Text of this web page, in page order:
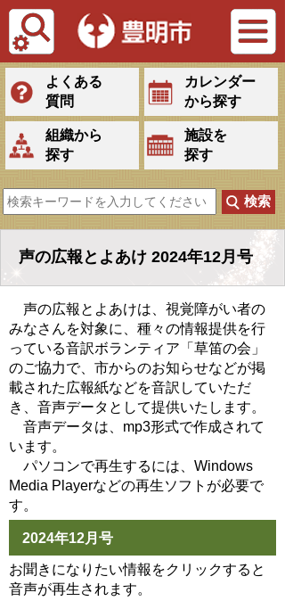
Tiếng Việt
よくある
質問
カレンダー
から探す
組織から
探す
施設を
探す
声の広報とよあけ 2024年12月号
声の広報とよあけは、視覚障がい者の
みなさんを対象に、種々の情報提供を行
っている音訳ボランティア「草笛の会」
のご協力で、市からのお知らせなどが掲
載された広報紙などを音訳していただ
き、音声データとして提供いたします。
音声データは、mp3形式で作成されて
います。
パソコンで再生するには、Windows
Media Playerなどの再生ソフトが必要で
す。
2024年12月号
お聞きになりたい情報をクリックすると
音声が再生されます。